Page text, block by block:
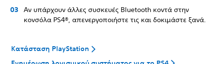
Αν υπάρχουν άλλες συσκευές Bluetooth κοντά στην
κονσόλα PS4®, απενεργοποιήστε τις και δοκιμάστε ξανά.
Κατάσταση PlayStation